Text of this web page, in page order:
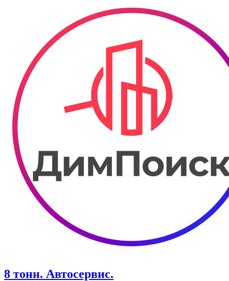
8 тонн. Автосервис.